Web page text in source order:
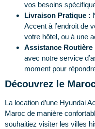
vos besoins
Livraison Pratique :
Accent à l’endroit de
votre hôtel, ou à une
Assistance Routière
avec notre service
moment pour
Découvrez le
La location d’une Hyundai
Maroc de manière
souhaitiez visiter les villes